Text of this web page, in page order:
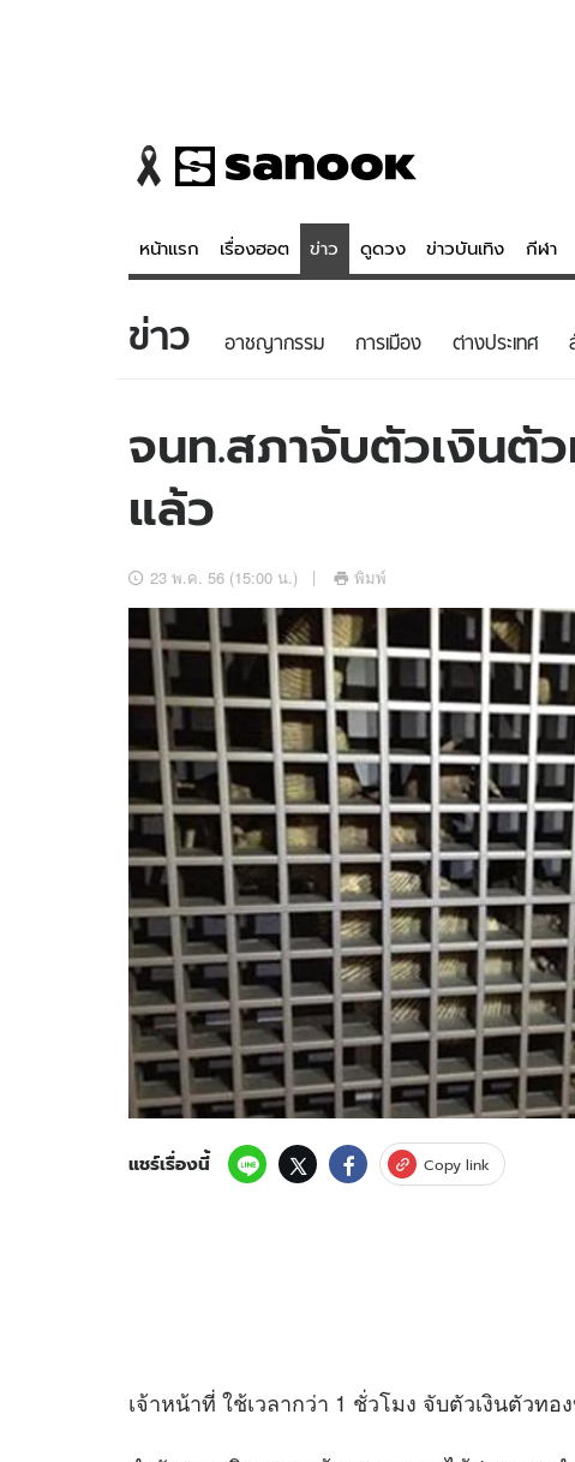
หน้าแรก เรื่องฮอต ข่าว ดูดวง ข่าวบันเทิง กีฬา
ข่าว
ข่าวบันเทิง
ข่าวกีฬา
ข่าวเศรษฐกิจ
อัปเดตจีน
เช็กข่าวชัวร์
ดูดวง - ตรว
สถิติหวยไทย
ดาวน์โหลดสนุกแอปฟรี ติดตามสนุกโซเชียลไ
สงวนลิขสิทธิ์ © 2569บริษัท อิมเมจ ฟิวเจอร์ (ประเทศไทย) จำกัด
ข่าว อาชญากรรม การเมือง ต่างประเทศ
จนท.สภาจับตัวเงินตั
แล้ว
23 พ.ค. 56 (15:00 น.) พิมพ์
แชร์เรื่องนี้ Copy link
เจ้าหน้าที่ ใช้เวลากว่า 1 ชั่วโมง จับตัวเงินตัวท